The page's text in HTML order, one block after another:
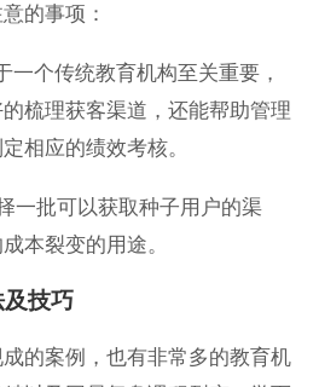
的事项：
一个传统教育机构至关重要，
梳理获客渠道，还能帮助管理
相应的绩效考核。
一批可以获取种子用户的渠
本裂变的用途。
技巧
的案例，也有非常多的教育机